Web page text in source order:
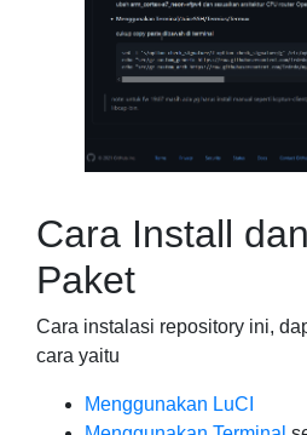
Cara Install
Paket
Cara instalasi repository ini,
cara yaitu
Menggunakan LuCI